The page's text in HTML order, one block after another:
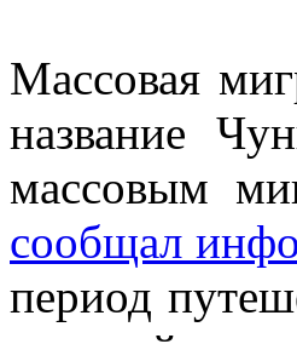
Массовая
название
массовым
сообщал
период